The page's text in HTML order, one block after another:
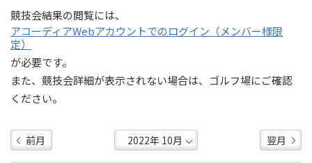
競技会結果の閲覧には、
アコーディアWebアカウントでのログイン（メンバー様限
定）
が必要です。
また、競技会詳細が表示されない場合は、ゴルフ場にご確認
ください。
前月 翌月